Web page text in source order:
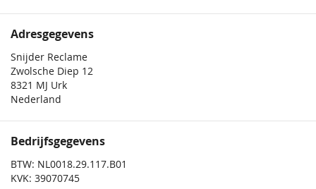
Adresgegevens
Snijder Reclame
Zwolsche Diep 12
8321 MJ Urk
Nederland
Bedrijfsgegevens
BTW: NL0018.29.117.B01
KVK: 39070745